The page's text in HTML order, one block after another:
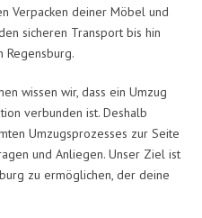
Verpacken deiner Möbel und
sicheren Transport bis hin
Regensburg.
wissen wir, dass ein Umzug
verbunden ist. Deshalb
Umzugsprozesses zur Seite
und Anliegen. Unser Ziel ist
zu ermöglichen, der deine